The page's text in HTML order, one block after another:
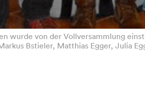
wurde von der Vollversammlung
Bstieler, Matthias Egger, Julia